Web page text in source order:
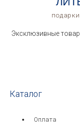
Эксклюзивные
Каталог
Оплата